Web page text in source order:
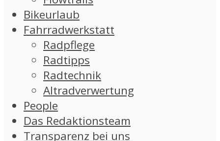
Bikeurlaub
Fahrradwerkstatt
Radpflege
Radtipps
Radtechnik
Altradverwertung
People
Das Redaktionsteam
Transparenz bei uns